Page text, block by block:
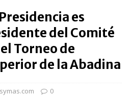
es
del Comité
Torneo de
de la Abadina
0